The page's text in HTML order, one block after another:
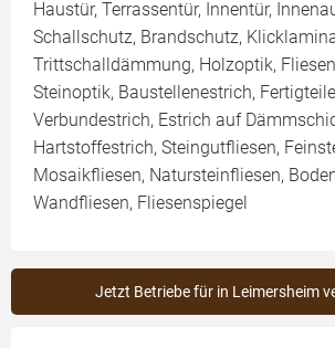
Haustür, Terrassentür, Innentür,
Schallschutz, Brandschutz,
Trittschalldämmung, Holzoptik,
Steinoptik, Baustellenestrich,
Verbundestrich, Estrich auf
Hartstoffestrich, Steingutfliesen,
Mosaikfliesen, Natursteinfliesen,
Wandfliesen, Fliesenspiegel
Jetzt Betriebe für in Leimersheim